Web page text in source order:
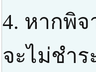
4. หากพิ
จะไม่ชำ